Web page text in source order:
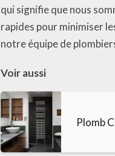
qui signifie que nous
rapides pour minimiser
notre équipe de
Voir aussi
Plomb